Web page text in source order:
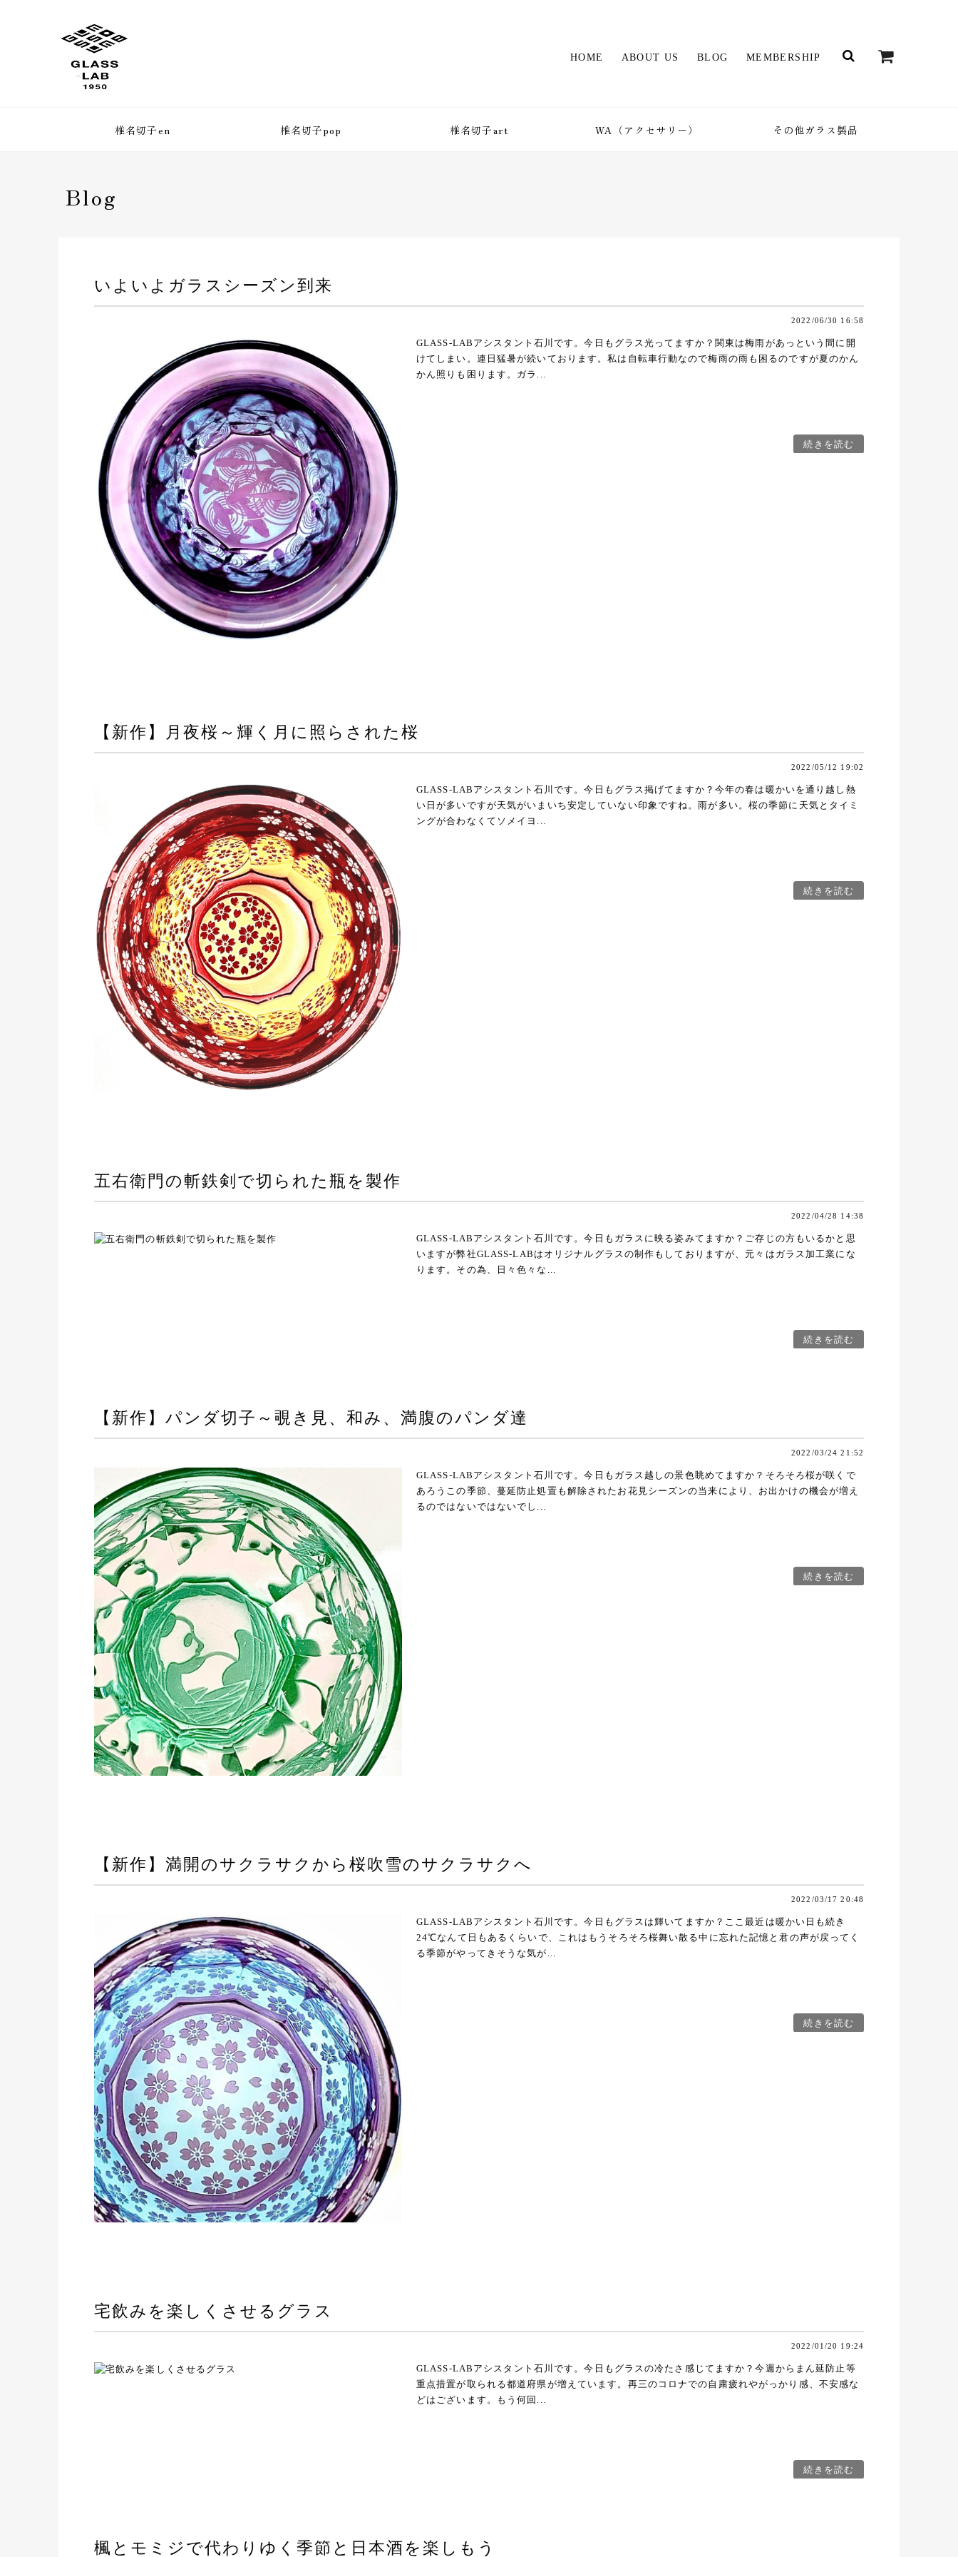
HOME ABOUT US BLOG MEMBERSHIP
椎名切子en 椎名切子pop 椎名切子art WA（アクセサリー） その他ガラス製品
Blog
いよいよガラスシーズン到来
2022/06/30 16:58
GLASS-LABアシスタント石川です。今日もグラス光ってますか？関東は梅雨があっという間に開
けてしまい。連日猛暑が続いております。私は自転車行動なので梅雨の雨も困るのですが夏のかん
かん照りも困ります。ガラ...
続きを読む
【新作】月夜桜～輝く月に照らされた桜
2022/05/12 19:02
GLASS-LABアシスタント石川です。今日もグラス掲げてますか？今年の春は暖かいを通り越し熱
い日が多いですが天気がいまいち安定していない印象ですね。雨が多い。桜の季節に天気とタイミ
ングが合わなくてソメイヨ...
続きを読む
五右衛門の斬鉄剣で切られた瓶を製作
2022/04/28 14:38
GLASS-LABアシスタント石川です。今日もガラスに映る姿みてますか？ご存じの方もいるかと思
いますが弊社GLASS-LABはオリジナルグラスの制作もしておりますが、元々はガラス加工業にな
ります。その為、日々色々な...
続きを読む
【新作】パンダ切子～覗き見、和み、満腹のパンダ達
2022/03/24 21:52
GLASS-LABアシスタント石川です。今日もガラス越しの景色眺めてますか？そろそろ桜が咲くで
あろうこの季節、蔓延防止処置も解除されたお花見シーズンの当来により、お出かけの機会が増え
るのではないではないでし...
続きを読む
【新作】満開のサクラサクから桜吹雪のサクラサクへ
2022/03/17 20:48
GLASS-LABアシスタント石川です。今日もグラスは輝いてますか？ここ最近は暖かい日も続き
24℃なんて日もあるくらいで、これはもうそろそろ桜舞い散る中に忘れた記憶と君の声が戻ってく
る季節がやってきそうな気が...
続きを読む
宅飲みを楽しくさせるグラス
2022/01/20 19:24
GLASS-LABアシスタント石川です。今日もグラスの冷たさ感じてますか？今週からまん延防止等
重点措置が取られる都道府県が増えています。再三のコロナでの自粛疲れやがっかり感、不安感な
どはございます。もう何回...
続きを読む
楓とモミジで代わりゆく季節と日本酒を楽しもう